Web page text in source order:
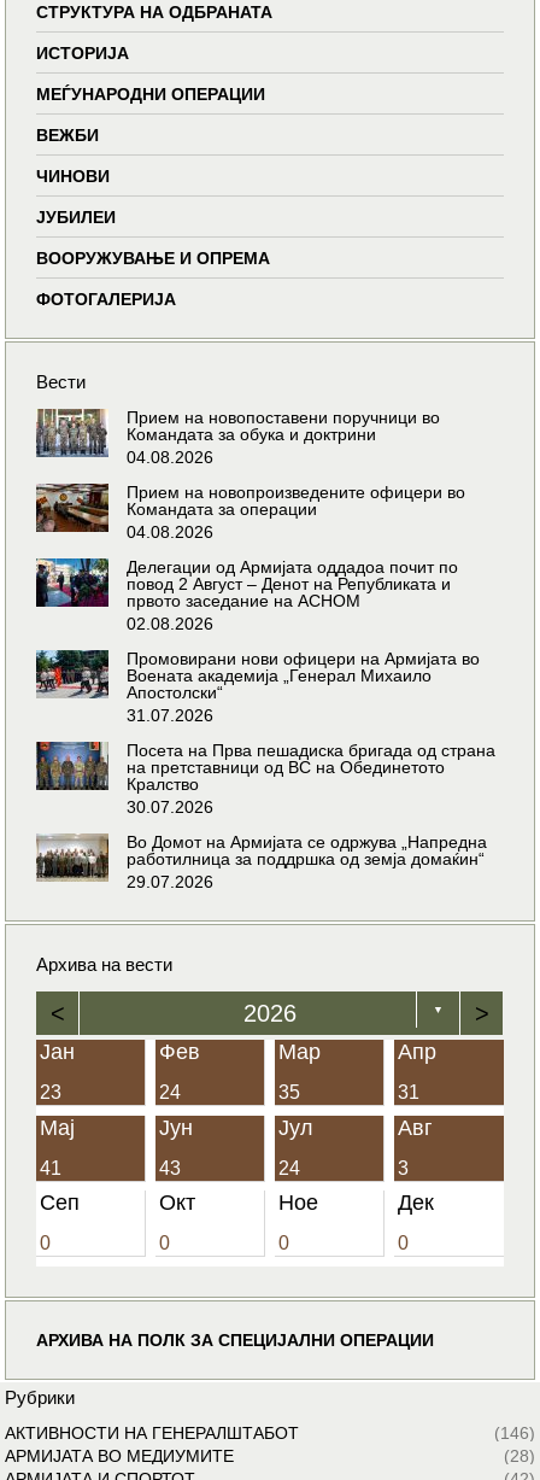
СТРУКТУРА НА ОДБРАНАТА
ИСТОРИЈА
МЕЃУНАРОДНИ ОПЕРАЦИИ
ВЕЖБИ
ЧИНОВИ
ЈУБИЛЕИ
ВООРУЖУВАЊЕ И ОПРЕМА
ФОТОГАЛЕРИЈА
Вести
Прием на новопоставени поручници во
Командата за обука и доктрини
04.08.2026
Прием на новопроизведените офицери во
Командата за операции
04.08.2026
Делегации од Армијата оддадоа почит по
повод 2 Август – Денот на Републиката и
првото заседание на АСНОМ
02.08.2026
Промовирани нови офицери на Армијата во
Воената академија „Генерал Михаило
Апостолски“
31.07.2026
Посета на Прва пешадиска бригада од страна
на претставници од ВС на Обединетото
Кралство
30.07.2026
Во Домот на Армијата се одржува „Напредна
работилница за поддршка од земја домаќин“
29.07.2026
Архива на вести
< 2026 ▼ >
Јан
23
Фев
24
Мар
35
Апр
31
Мај
41
Јун
43
Јул
24
Авг
3
Сеп
0
Окт
0
Ное
0
Дек
0
АРХИВА НА ПОЛК ЗА СПЕЦИЈАЛНИ ОПЕРАЦИИ
Рубрики
АКТИВНОСТИ НА ГЕНЕРАЛШТАБОТ
(146)
АРМИЈАТА ВО МЕДИУМИТЕ
(28)